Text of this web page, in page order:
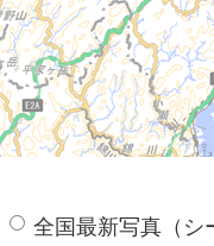
全国最新写真（シ